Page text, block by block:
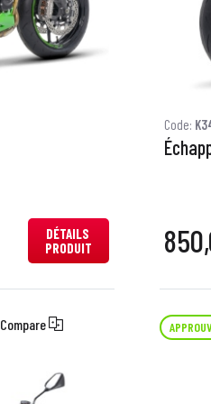
DÉTAILS
PRODUIT
Code:
Compare